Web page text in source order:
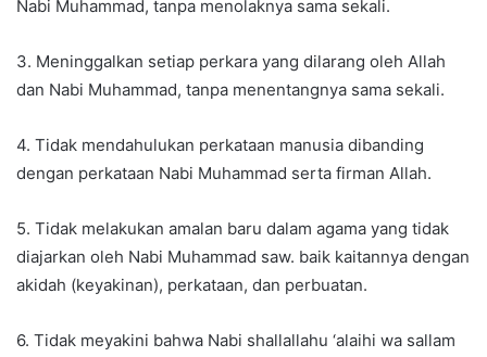
Nabi Muhammad, tanpa menolaknya sama sekali.
3. Meninggalkan setiap perkara yang dilarang oleh Allah
dan Nabi Muhammad, tanpa menentangnya sama sekali.
4. Tidak mendahulukan perkataan manusia dibanding
dengan perkataan Nabi Muhammad serta firman Allah.
5. Tidak melakukan amalan baru dalam agama yang tidak
diajarkan oleh Nabi Muhammad saw. baik kaitannya dengan
akidah (keyakinan), perkataan, dan perbuatan.
6. Tidak meyakini bahwa Nabi shallallahu ‘alaihi wa sallam